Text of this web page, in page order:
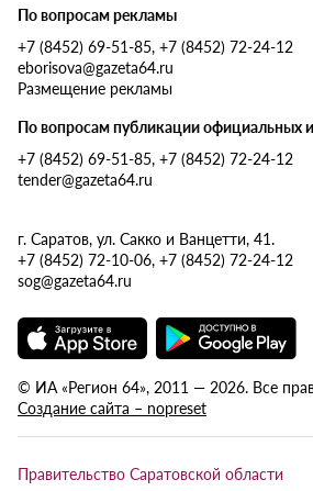
По вопросам рекламы
+7 (8452) 69-51-85, +7 (8452) 72-24-12
eborisova@gazeta64.ru
Размещение рекламы
По вопросам публикации официальных
+7 (8452) 69-51-85, +7 (8452) 72-24-12
tender@gazeta64.ru
г. Саратов, ул. Сакко и Ванцетти, 41.
+7 (8452) 72-10-06, +7 (8452) 72-24-12
sog@gazeta64.ru
© ИА «Регион 64», 2011 — 2026. Все
Создание сайта – nopreset
Правительство Саратовской области